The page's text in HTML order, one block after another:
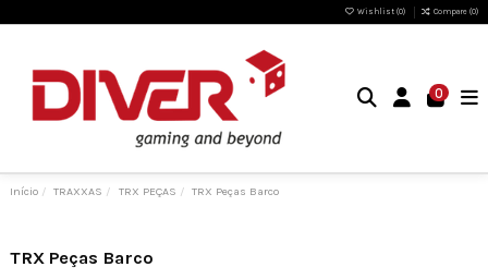
Wishlist (0) Compare (0)
0
Início TRAXXAS TRX PEÇAS TRX Peças Barco
TRX Peças Barco